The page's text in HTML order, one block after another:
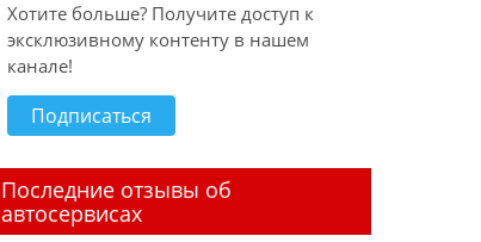
Хотите больше? Получите доступ к
эксклюзивному контенту в нашем
канале!
Подписаться
Последние отзывы об
автосервисах